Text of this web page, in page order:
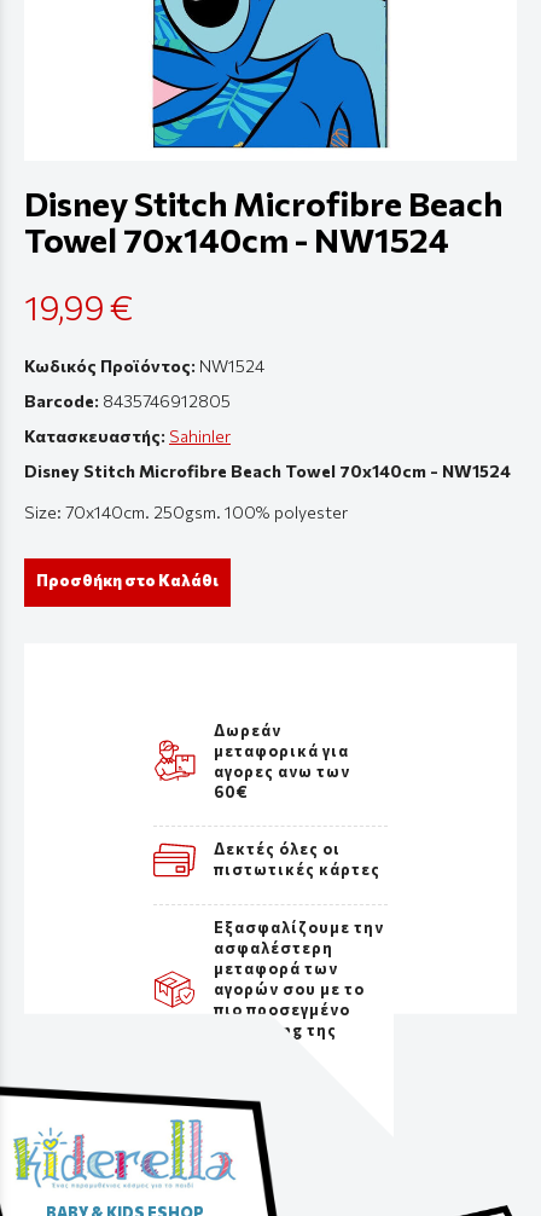
Disney Stitch Microfibre Beach
Towel 70x140cm - NW1524
19,99 €
Κωδικός Προϊόντος: NW1524
Barcode: 8435746912805
Κατασκευαστής: Sahinler
Disney Stitch Microfibre Beach Towel 70x140cm - NW1524
Size: 70x140cm. 250gsm. 100% polyester
Προσθήκη στο Καλάθι
Δωρεάν
μεταφορικά για
αγορες ανω των
60€
Δεκτές όλες οι
πιστωτικές κάρτες
Εξασφαλίζουμε την
ασφαλέστερη
μεταφορά των
αγορών σου με το
πιο προσεγμένο
packaging της
BABY & KIDS ESHOP